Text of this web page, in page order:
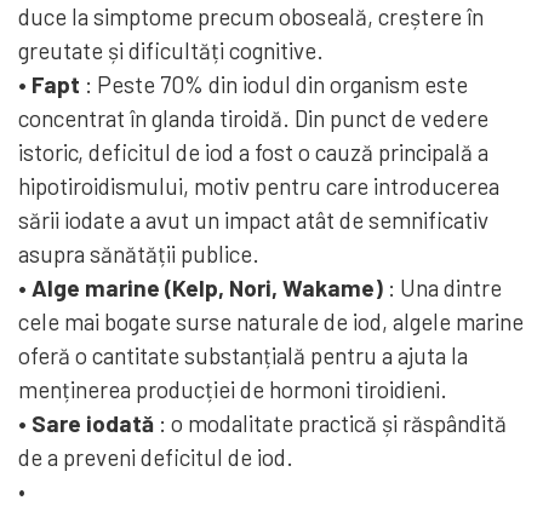
duce la simptome precum oboseală, creștere în
greutate și dificultăți cognitive.
• Fapt : Peste 70% din iodul din organism este
concentrat în glanda tiroidă. Din punct de vedere
istoric, deficitul de iod a fost o cauză principală a
hipotiroidismului, motiv pentru care introducerea
sării iodate a avut un impact atât de semnificativ
asupra sănătății publice.
• Alge marine (Kelp, Nori, Wakame) : Una dintre
cele mai bogate surse naturale de iod, algele marine
oferă o cantitate substanțială pentru a ajuta la
menținerea producției de hormoni tiroidieni.
• Sare iodată : o modalitate practică și răspândită
de a preveni deficitul de iod.
•